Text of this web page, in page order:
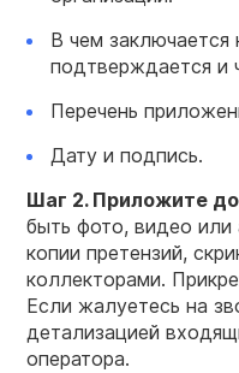
В чем
подтверждается и
Перечень
Дату и подпись.
Шаг 2. Приложите
быть фото, видео или
копии претензий,
коллекторами.
Если жалуетесь на
детализацией
оператора.